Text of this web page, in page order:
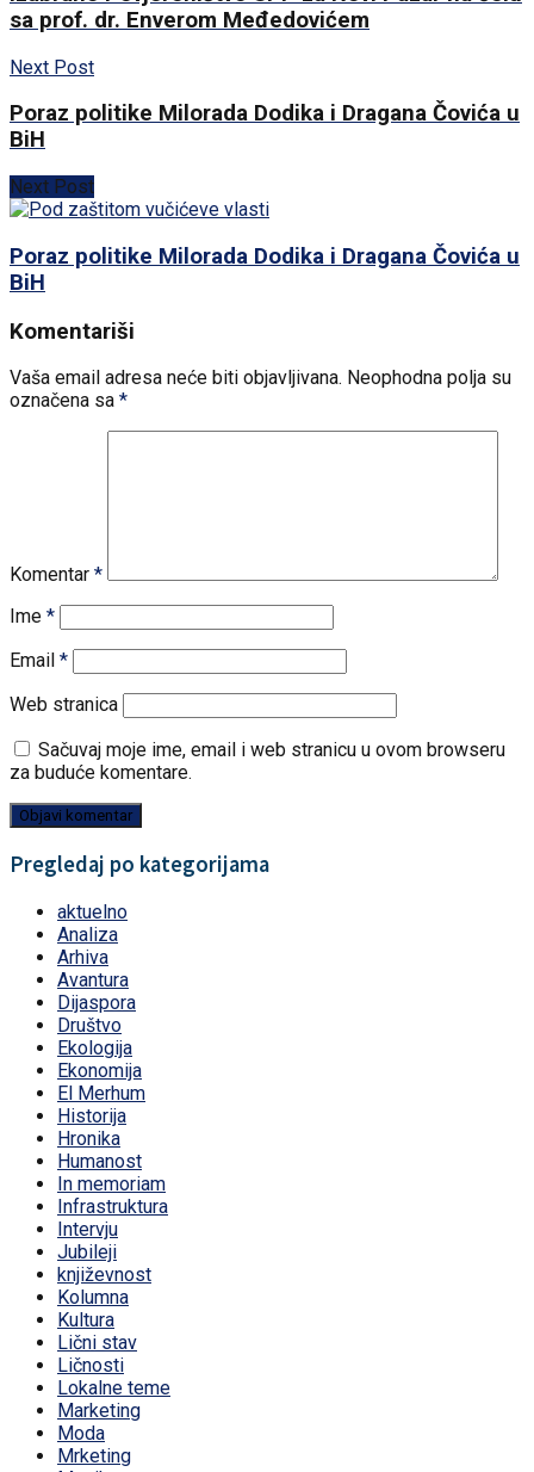
sa prof. dr. Enverom Međedovićem
Next Post
Poraz politike Milorada Dodika i Dragana Čovića u
BiH
Next Post
Poraz politike Milorada Dodika i Dragana Čovića u
BiH
Komentariši
Vaša email adresa neće biti objavljivana. Neophodna polja su
označena sa *
Komentar *
Ime *
Email *
Web stranica
Sačuvaj moje ime, email i web stranicu u ovom browseru
za buduće komentare.
Pregledaj po kategorijama
aktuelno
Analiza
Arhiva
Avantura
Dijaspora
Društvo
Ekologija
Ekonomija
El Merhum
Historija
Hronika
Humanost
In memoriam
Infrastruktura
Intervju
Jubileji
književnost
Kolumna
Kultura
Lični stav
Ličnosti
Lokalne teme
Marketing
Moda
Mrketing